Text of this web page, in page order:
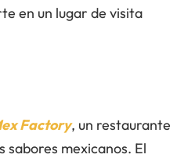
en un lugar de visita
Factory, un restaurante
sabores mexicanos. El